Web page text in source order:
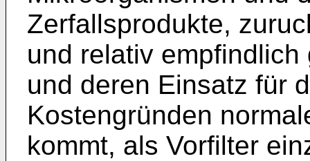
Zerfallsprodukte,
und relativ
und deren Einsatz für
Kostengründen
kommt, als Vorfilter